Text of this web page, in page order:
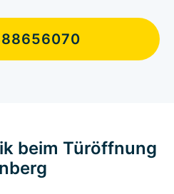
beim Türöffnung